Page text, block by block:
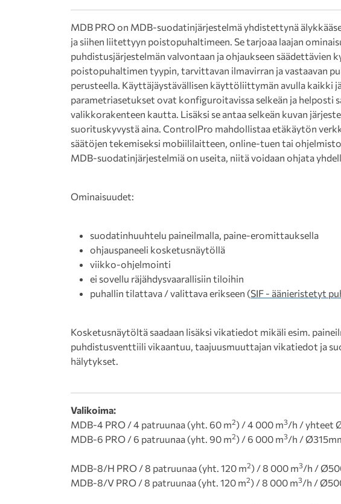
MDB PRO on MDB-suodatinjärjestelmä yhdistettynä
ja siihen liitettyyn poistopuhaltimeen. Se tarjoaa laajan
puhdistusjärjestelmän valvontaan ja ohjaukseen säädettävien
poistopuhaltimen tyypin, tarvittavan ilmavirran ja vastaavan
perusteella. Käyttäjäystävällisen käyttöliittymän avulla kaikki
parametriasetukset ovat konfiguroitavissa selkeän ja helposti
valikkorakenteen kautta. Lisäksi se antaa selkeän kuvan
suorituskyvystä aina. ControlPro mahdollistaa etäkäytön
säätöjen tekemiseksi mobiililaitteen, online-tuen tai
MDB-suodatinjärjestelmiä on useita, niitä voidaan ohjata
Ominaisuudet:
suodatinhuuhtelu paineilmalla, paine-eromittauksella
ohjauspaneeli kosketusnäytöllä
viikko-ohjelmointi
ei sovellu räjähdysvaarallisiin tiloihin
puhallin tilattava / valittava erikseen (SIF - äänieristetyt
Kosketusnäytöltä saadaan lisäksi vikatiedot mikäli esim.
puhdistusventtiili vikaantuu, taajuusmuuttajan vikatiedot ja
hälytykset.
Valikoima:
MDB-4 PRO / 4 patruunaa (yht. 60 m2) / 4 000 m3/h / yhteet
MDB-6 PRO / 6 patruunaa (yht. 90 m2) / 6 000 m3/h /
MDB-8/H PRO / 8 patruunaa (yht. 120 m2) / 8 000 m3/h /
MDB-8/V PRO / 8 patruunaa (yht. 120 m2) / 8 000 m3/h /